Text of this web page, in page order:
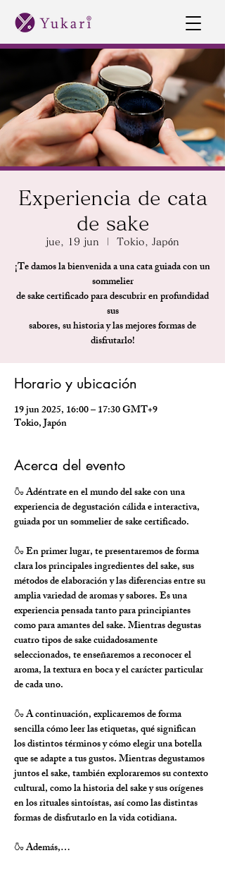
Experiencia de cata
de sake
jue, 19 jun Tokio, Japón
¡Te damos la bienvenida a una cata guiada con un
sommelier
de sake certificado para descubrir en profundidad
sus
sabores, su historia y las mejores formas de
disfrutarlo!
Horario y ubicación
19 jun 2025, 16:00 – 17:30 GMT+9
Tokio, Japón
Acerca del evento
🍶 Adéntrate en el mundo del sake con una
experiencia de degustación cálida e interactiva,
guiada por un sommelier de sake certificado.
🍶 En primer lugar, te presentaremos de forma
clara los principales ingredientes del sake, sus
métodos de elaboración y las diferencias entre su
amplia variedad de aromas y sabores. Es una
experiencia pensada tanto para principiantes
como para amantes del sake. Mientras degustas
cuatro tipos de sake cuidadosamente
seleccionados, te enseñaremos a reconocer el
aroma, la textura en boca y el carácter particular
de cada uno.
🍶 A continuación, explicaremos de forma
sencilla cómo leer las etiquetas, qué significan
los distintos términos y cómo elegir una botella
que se adapte a tus gustos. Mientras degustamos
juntos el sake, también exploraremos su contexto
cultural, como la historia del sake y sus orígenes
en los rituales sintoístas, así como las distintas
formas de disfrutarlo en la vida cotidiana.
🍶 Además,…